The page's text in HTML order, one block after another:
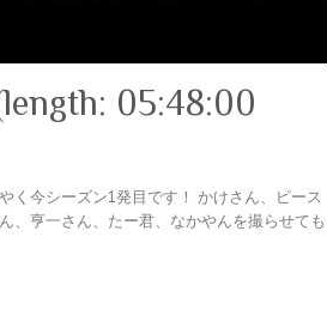
05:48:00
く今シーズン1発目です！ かけさん、ピース
、亨一さん、たー君、なかやんを撮らせても